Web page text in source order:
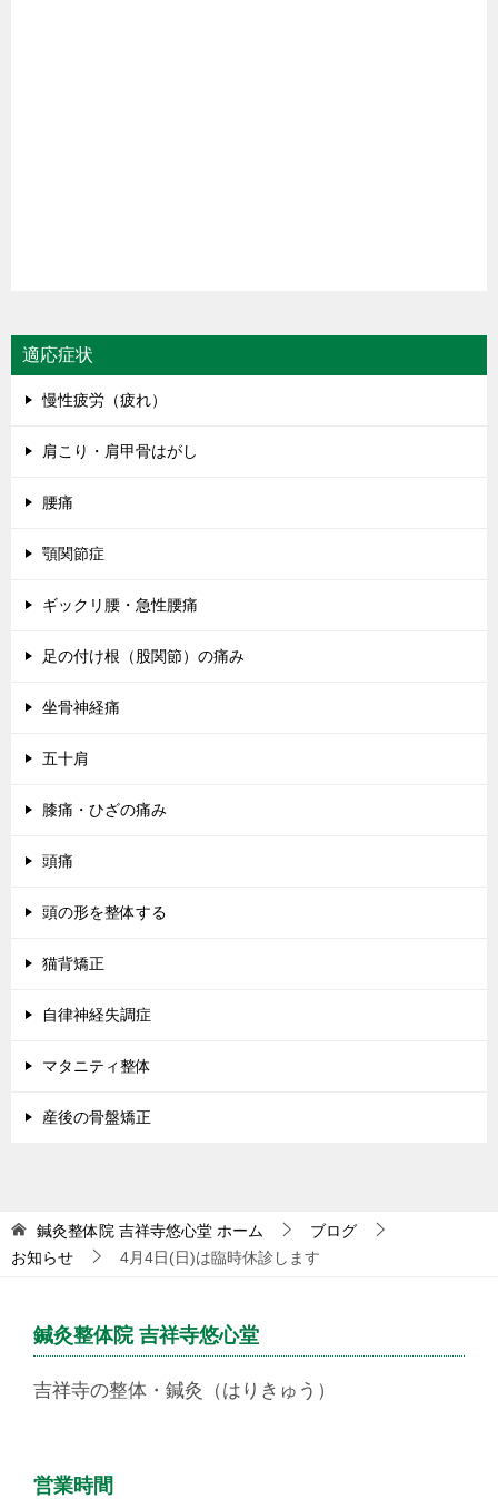
適応症状
慢性疲労（疲れ）
肩こり・肩甲骨はがし
腰痛
顎関節症
ギックリ腰・急性腰痛
足の付け根（股関節）の痛み
坐骨神経痛
五十肩
膝痛・ひざの痛み
頭痛
頭の形を整体する
猫背矯正
自律神経失調症
マタニティ整体
産後の骨盤矯正
鍼灸整体院 吉祥寺悠心堂 ホーム
ブログ
お知らせ
4月4日(日)は臨時休診します
鍼灸整体院 吉祥寺悠心堂
吉祥寺の整体・鍼灸（はりきゅう）
営業時間